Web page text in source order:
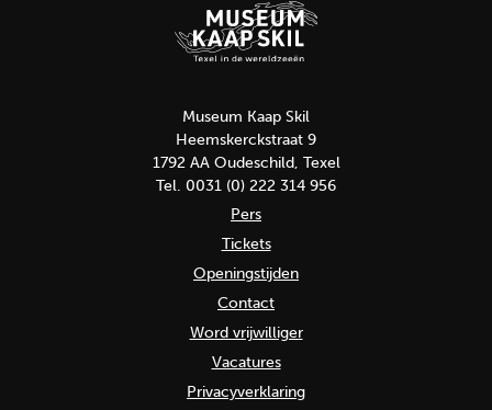
Museum Kaap Skil
Heemskerckstraat 9
1792 AA Oudeschild, Texel
Tel. 0031 (0) 222 314 956
Pers
Tickets
Openingstijden
Contact
Word vrijwilliger
Vacatures
Privacyverklaring